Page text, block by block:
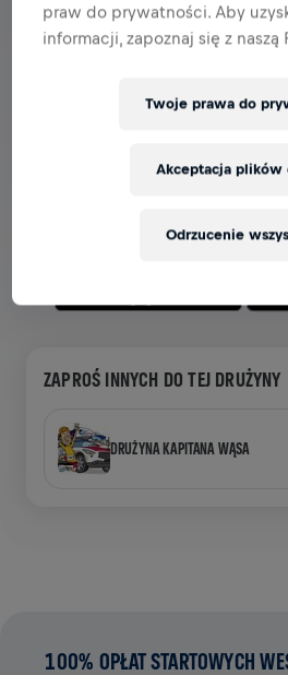
Niezależnie od tego, czy jesteś w
ZAPROŚ INNYCH DO TEJ DRUŻYNY
DRUŻYNA KAPITANA WĄSA
100% OPŁAT STARTOWYCH
praw do prywatności. Aby
informacji, zapoznaj się z
Twoje prawa do
Odrzucenie
Akceptacja plików